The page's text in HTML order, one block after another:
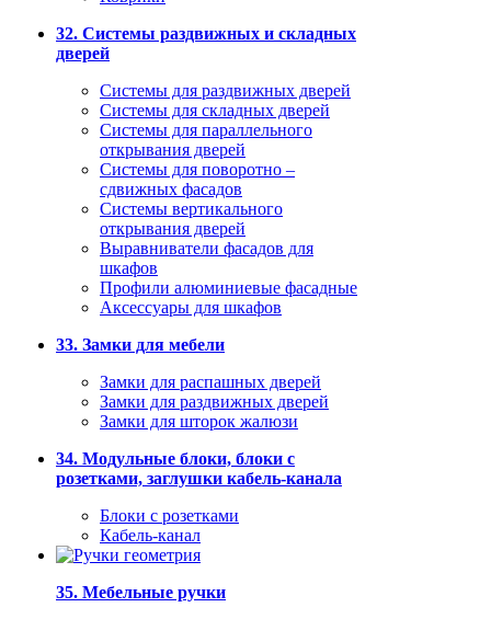
32. Системы раздвижных и складных
дверей
Системы для раздвижных дверей
Системы для складных дверей
Системы для параллельного
открывания дверей
Системы для поворотно –
сдвижных фасадов
Системы вертикального
открывания дверей
Выравниватели фасадов для
шкафов
Профили алюминиевые фасадные
Аксессуары для шкафов
33. Замки для мебели
Замки для распашных дверей
Замки для раздвижных дверей
Замки для шторок жалюзи
34. Модульные блоки, блоки с
розетками, заглушки кабель-канала
Блоки с розетками
Кабель-канал
35. Мебельные ручки